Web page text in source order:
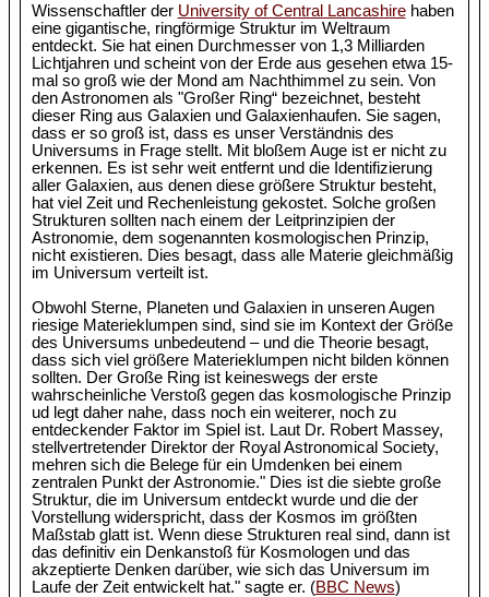
Wissenschaftler der University of Central Lancashirehaben
eine gigantische, ringförmige Struktur im Weltraum
entdeckt. Sie hat einen Durchmesser von 1,3 Milliarden
Lichtjahren und scheint von der Erde aus gesehen etwa 15-
mal so groß wie der Mond am Nachthimmel zu sein. Von
den Astronomen als "Großer Ring“ bezeichnet, besteht
dieser Ring aus Galaxien und Galaxienhaufen. Sie sagen,
dass er so groß ist, dass es unser Verständnis des
Universums in Frage stellt. Mit bloßem Auge ist er nicht zu
erkennen. Es ist sehr weit entfernt und die Identifizierung
aller Galaxien, aus denen diese größere Struktur besteht,
hat viel Zeit und Rechenleistung gekostet. Solche großen
Strukturen sollten nach einem der Leitprinzipien der
Astronomie, dem sogenannten kosmologischen Prinzip,
nicht existieren. Dies besagt, dass alle Materie gleichmäßig
im Universum verteilt ist.
Obwohl Sterne, Planeten und Galaxien in unseren Augen
riesige Materieklumpen sind, sind sie im Kontext der Größe
des Universums unbedeutend – und die Theorie besagt,
dass sich viel größere Materieklumpen nicht bilden können
sollten. Der Große Ring ist keineswegs der erste
wahrscheinliche Verstoß gegen das kosmologische Prinzip
ud legt daher nahe, dass noch ein weiterer, noch zu
entdeckender Faktor im Spiel ist. Laut Dr. Robert Massey,
stellvertretender Direktor der Royal Astronomical Society,
mehren sich die Belege für ein Umdenken bei einem
zentralen Punkt der Astronomie." Dies ist die siebte große
Struktur, die im Universum entdeckt wurde und die der
Vorstellung widerspricht, dass der Kosmos im größten
Maßstab glatt ist. Wenn diese Strukturen real sind, dann ist
das definitiv ein Denkanstoß für Kosmologen und das
akzeptierte Denken darüber, wie sich das Universum im
Laufe der Zeit entwickelt hat." sagte er. (BBC News)